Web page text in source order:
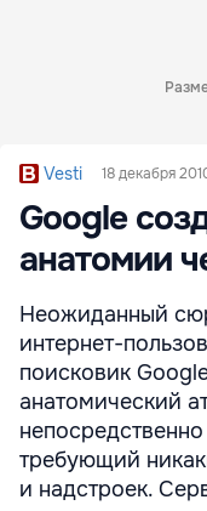
Vesti 18 декабря
Google
анатомии
Неожиданный
интернет-
поисковик
анатомический
требующий
и надстроек.